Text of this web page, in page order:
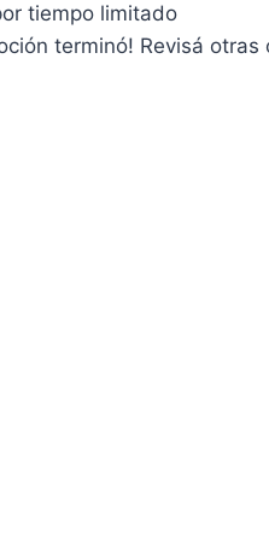
tiempo limitado
terminó! Revisá